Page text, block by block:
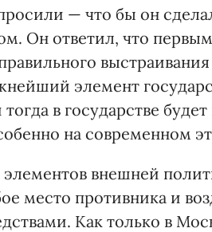
— что бы он
Он ответил, что
элемент
в государстве
на современном
внешней
место противника и
Как только в